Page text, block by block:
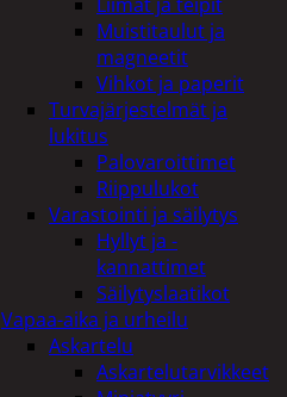
Muistitaulut ja
magneetit
Vihkot ja paperit
Turvajärjestelmät ja
lukitus
Palovaroittimet
Riippulukot
Varastointi ja säilytys
Hyllyt ja -
kannattimet
Säilytyslaatikot
Vapaa-aika ja urheilu
Askartelu
Askartelutarvikkeet